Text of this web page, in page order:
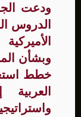
ودعت
الدروس
وبشأن
خطط